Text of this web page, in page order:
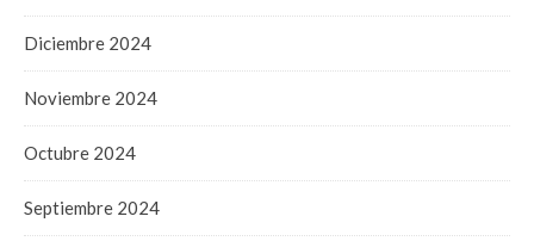
Diciembre 2024
Noviembre 2024
Octubre 2024
Septiembre 2024